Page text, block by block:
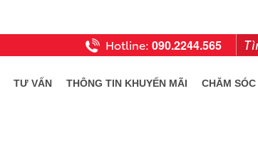
Hotline: 090.2244.565
TƯ VẤN THÔNG TIN KHUYẾN MÃI CHĂM